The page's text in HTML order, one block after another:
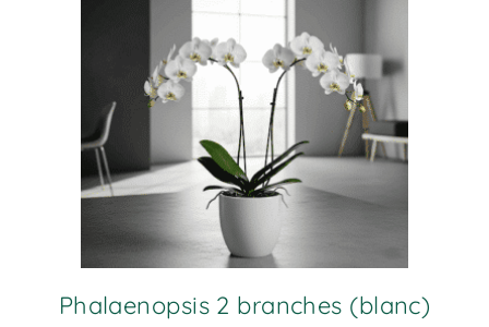
Phalaenopsis 2 branches (blanc)